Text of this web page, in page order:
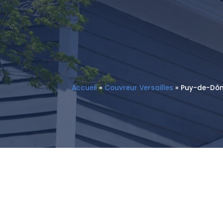
Accueil»Couvreur Versailles » Puy-de-